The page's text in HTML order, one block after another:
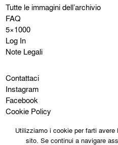
Tutte le immagini dell’archivio
FAQ
5×1000
Log In
Note Legali
Contattaci
Instagram
Facebook
Cookie Policy
Utilizziamo i cookie per farti
sito. Se continui a navigare